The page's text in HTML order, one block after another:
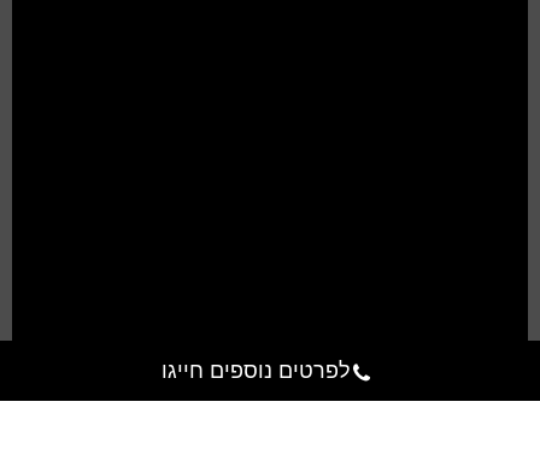
לפרטים נוספים חייגו